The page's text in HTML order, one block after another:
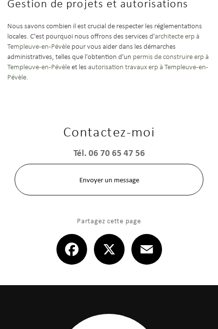
Gestion de projets et autorisations
Nous savons combien il est crucial de respecter les réglementations
locales. C'est pourquoi nous offrons des services d'architecte erp à
Templeuve-en-Pévèle pour vous aider dans les démarches
administratives, telles que l'obtention d'un permis de construire erp à
Templeuve-en-Pévèleet les autorisation travaux erp à Templeuve-en-
Pévèle.
Contactez-moi
Tél.06 70 65 47 56
Envoyer un message
Partagez cette page
Facebook